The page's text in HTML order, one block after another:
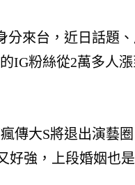
來台，近日話題
粉絲從2萬多人漲
傳大S將退出演藝
好強，上段婚姻也